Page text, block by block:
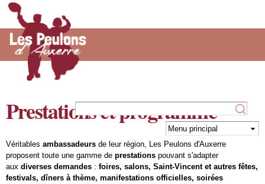
Aller au
principal
Prestations et programme
Véritables ambassadeurs de leur région, Les Peulons d'Auxerre
proposent toute une gamme de prestations pouvant s'adapter
aux diverses demandes : foires, salons, Saint-Vincent et autres fêtes,
festivals, dîners à thème, manifestations officielles, soirées